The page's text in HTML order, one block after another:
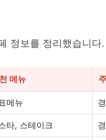
정보를 정리했습니다.
메뉴
메뉴
타, 스테이크